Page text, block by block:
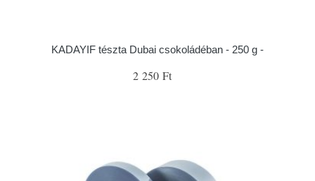
KADAYIF tészta Dubai csokoládéban - 250 g -
2 250 Ft